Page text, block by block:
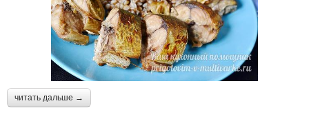
читать дальше →